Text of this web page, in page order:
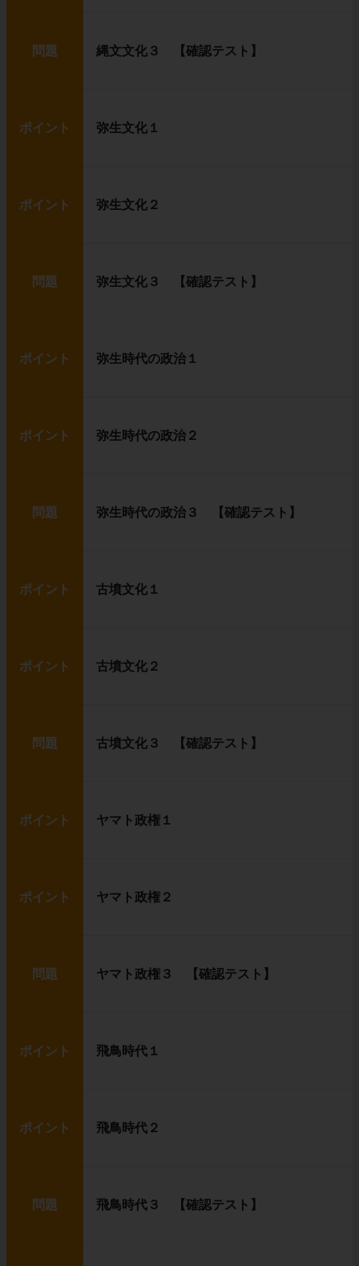
問題 縄文文化３ 【確認テスト】
ポイント 弥生文化１
ポイント 弥生文化２
問題 弥生文化３ 【確認テスト】
ポイント 弥生時代の政治１
ポイント 弥生時代の政治２
問題 弥生時代の政治３ 【確認テスト】
ポイント 古墳文化１
ポイント 古墳文化２
問題 古墳文化３ 【確認テスト】
ポイント ヤマト政権１
ポイント ヤマト政権２
問題 ヤマト政権３ 【確認テスト】
ポイント 飛鳥時代１
ポイント 飛鳥時代２
問題 飛鳥時代３ 【確認テスト】